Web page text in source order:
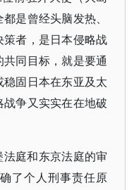
是曾经头脑发热、
者，是日本侵略战
同目标，就是要通
固日本在东亚及太
争又实实在在地破
庭和东京法庭的审
了个人刑事责任原